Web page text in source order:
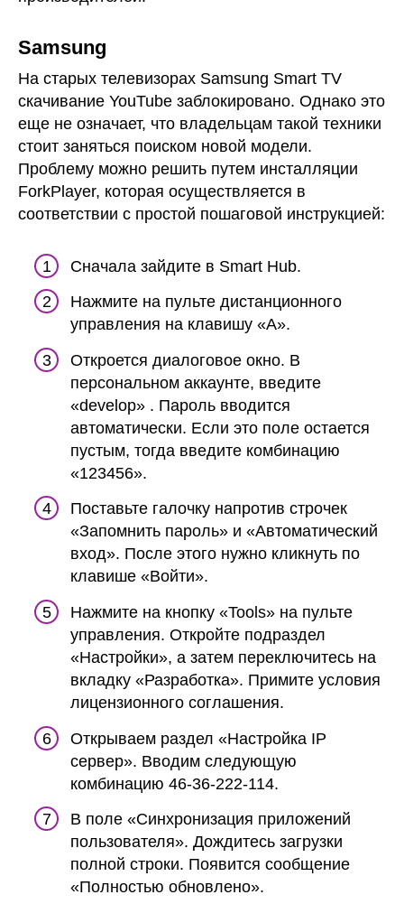
Samsung
На старых телевизорах Samsung Smart TV
скачивание YouTube заблокировано. Однако это
еще не означает, что владельцам такой техники
стоит заняться поиском новой модели.
Проблему можно решить путем инсталляции
ForkPlayer, которая осуществляется в
соответствии с простой пошаговой инструкцией:
Сначала зайдите в Smart Hub.
Нажмите на пульте дистанционного
управления на клавишу «А».
Откроется диалоговое окно. В
персональном аккаунте, введите
«develop» . Пароль вводится
автоматически. Если это поле остается
пустым, тогда введите комбинацию
«123456».
Поставьте галочку напротив строчек
«Запомнить пароль» и «Автоматический
вход». После этого нужно кликнуть по
клавише «Войти».
Нажмите на кнопку «Tools» на пульте
управления. Откройте подраздел
«Настройки», а затем переключитесь на
вкладку «Разработка». Примите условия
лицензионного соглашения.
Открываем раздел «Настройка IP
сервер». Вводим следующую
комбинацию 46-36-222-114.
В поле «Синхронизация приложений
пользователя». Дождитесь загрузки
полной строки. Появится сообщение
«Полностью обновлено».